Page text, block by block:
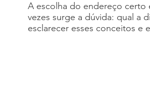
A escolha do endereço certo
vezes surge a dúvida: qual a
esclarecer esses conceitos e